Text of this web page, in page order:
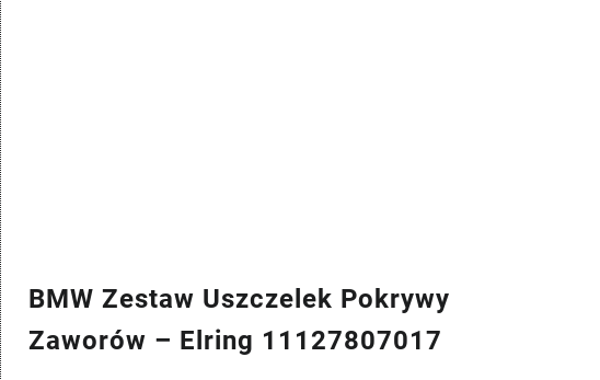
BMW Zestaw Uszczelek Pokrywy
Zaworów – Elring 11127807017